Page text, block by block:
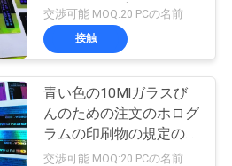
のレーザープリンターに
よる印刷
交渉可能 MOQ:20 PCの名前
接触
青い色の10Mlガラスび
んのための注文のホログ
ラムの印刷物の規定のび
んのラベル
交渉可能 MOQ:20 PCの名前